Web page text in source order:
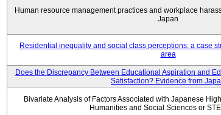
Human resource management practices and workplace
Japan
Residential inequality and social class perceptions: a case
area
Does the Discrepancy Between Educational Aspiration and
Satisfaction? Evidence from
Bivariate Analysis of Factors Associated with Japanese
Humanities and Social Sciences or